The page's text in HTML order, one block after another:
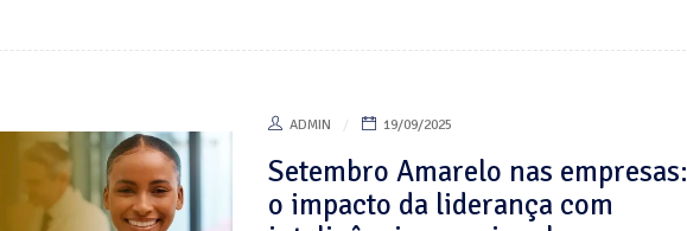
ADMIN 19/09/2025
Setembro Amarelo nas empresas:
o impacto da liderança com